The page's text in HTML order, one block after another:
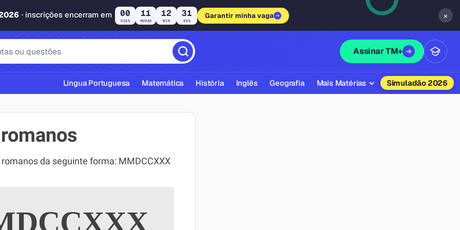
· inscrições encerram em 00
DIAS
11
HORAS
12
MIN
30
SEG
Garantir minha vaga ×
Assinar TM+
ABNT
Língua Portuguesa Matemática História Inglês Geografia Mais Matérias Simuladão 2026
da seguinte forma: MMDCCXXX